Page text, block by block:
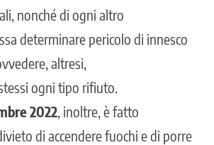
nonché di ogni altro
determinare pericolo di innesco
altresi,
ogni tipo rifiuto.
2022 , inoltre, è fatto
di accendere fuochi e di porre